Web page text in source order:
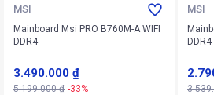
MSI
Mainboard Msi PRO B760M-A WIFI
DDR4
3.490.000 ₫
5.199.000 ₫ -33%
MSI
DDR4